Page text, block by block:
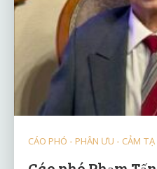
CÁO PHÓ - PHÂN ƯU - CẢM TẠ